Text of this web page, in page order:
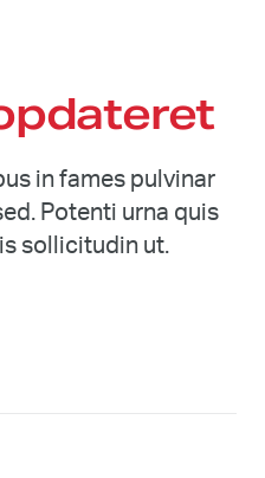
in fames pulvinar
Potenti urna quis
sollicitudin ut.